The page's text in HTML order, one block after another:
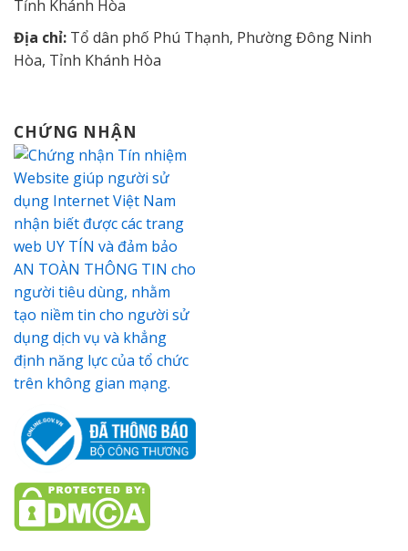
Tỉnh Khánh Hòa
Địa chỉ: Tổ dân phố Phú Thạnh, Phường Đông Ninh
Hòa, Tỉnh Khánh Hòa
CHỨNG NHẬN